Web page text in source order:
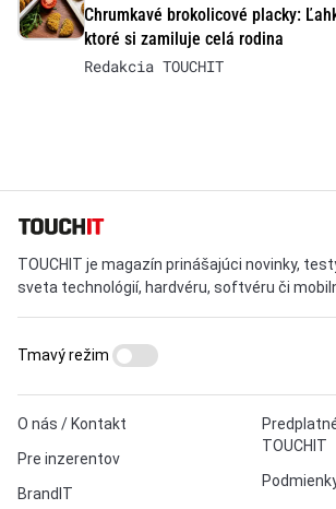
Chrumkavé brokolicové placky:
ktoré si zamiluje celá rodina
Redakcia TOUCHIT
TOUCHIT je magazín prinášajúci novinky,
sveta technológií, hardvéru, softvéru či
O nás / Kontakt
Pre inzerentov
BrandIT
TOUCHIT
Tmavý režim